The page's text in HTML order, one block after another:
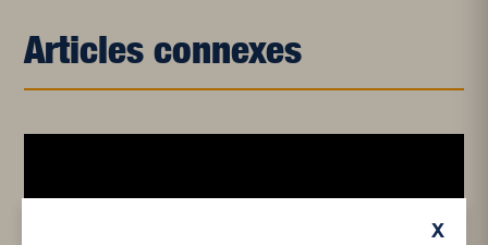
Articles connexes
X